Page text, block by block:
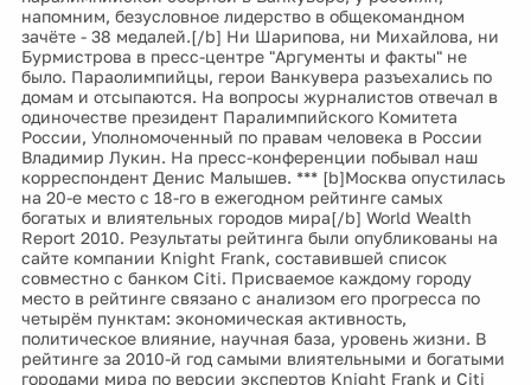
напомним, безусловное лидерство в общекомандном
зачёте - 38 медалей.[/b] Ни Шарипова, ни Михайлова, ни
Бурмистрова в пресс-центре "Аргументы и факты" не
было. Параолимпийцы, герои Ванкувера разъехались по
домам и отсыпаются. На вопросы журналистов отвечал в
одиночестве президент Паралимпийского Комитета
России, Уполномоченный по правам человека в России
Владимир Лукин. На пресс-конференции побывал наш
корреспондент Денис Малышев. *** [b]Москва опустилась
на 20-е место с 18-го в ежегодном рейтинге самых
богатых и влиятельных городов мира[/b] World Wealth
Report 2010. Результаты рейтинга были опубликованы на
сайте компании Knight Frank, составившей список
совместно с банком Citi. Присваемое каждому городу
место в рейтинге связано с анализом его прогресса по
четырём пунктам: экономическая активность,
политическое влияние, научная база, уровень жизни. В
рейтинге за 2010-й год самыми влиятельными и богатыми
городами мира по версии экспертов Knight Frank и Citi